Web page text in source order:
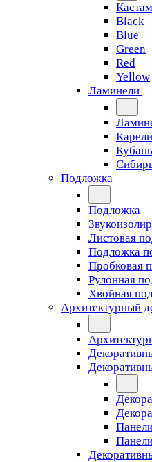
Black
Blue
Green
Red
Yellow
Ламинели
Кубань
Подложка
Подложка
Листовая
Подложка
Пробковая
Рулонная
Хвойная
Архитектурный